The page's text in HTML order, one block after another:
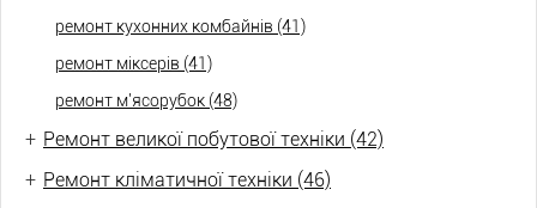
ремонт кухонних комбайнів (41)
ремонт міксерів (41)
ремонт м'ясорубок (48)
+ Ремонт великої побутової техніки (42)
+ Ремонт кліматичної техніки (46)